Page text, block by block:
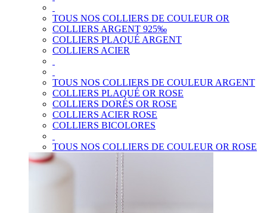
TOUS NOS COLLIERS DE COULEUR OR
COLLIERS ARGENT 925‰
COLLIERS PLAQUÉ ARGENT
COLLIERS ACIER
TOUS NOS COLLIERS DE COULEUR ARGENT
COLLIERS PLAQUÉ OR ROSE
COLLIERS DORÉS OR ROSE
COLLIERS ACIER ROSE
COLLIERS BICOLORES
TOUS NOS COLLIERS DE COULEUR OR ROSE